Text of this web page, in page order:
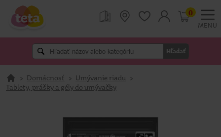
MENU
Hľadať
0
> Domácnosť > Umývanie riadu
>
Tablety, prášky a gély do umývačky